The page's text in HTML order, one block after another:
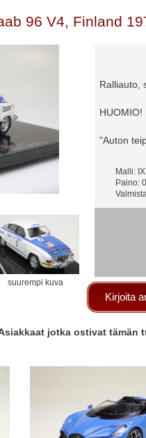
96 V4, Finland
suurempi kuva
Ralliauto,
HUOMIO!
"Auton
Malli:
Paino:
Kirjoita
jotka ostivat tämän